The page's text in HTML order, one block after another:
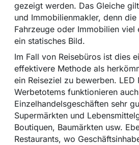
gezeigt werden. Das Gleiche
und Immobilienmakler, denn
Fahrzeuge oder Immobilien viel
ein statisches Bild.
Im Fall von Reisebüros ist dies
effektivere Methode als
ein Reiseziel zu bewerben. LED
Werbetotems funktionieren
Einzelhandelsgeschäften sehr
Supermärkten und
Boutiquen, Baumärkten usw.
Restaurants, wo